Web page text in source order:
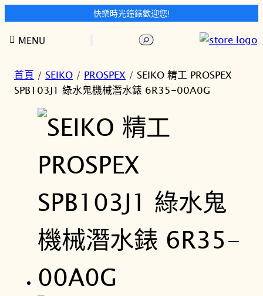
快樂時光鐘錶歡迎您!
至
搜
MENU
首頁 / SEIKO / PROSPEX / SEIKO 精工 PROSPEX
SPB103J1 綠水鬼機械潛水錶 6R35-00A0G